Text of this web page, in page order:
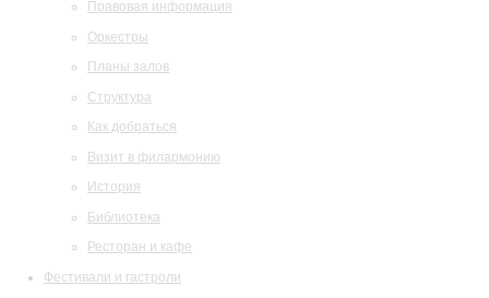
Правовая информация
Оркестры
Планы залов
Структура
Как добраться
Визит в филармонию
История
Библиотека
Ресторан и кафе
Фестивали и гастроли